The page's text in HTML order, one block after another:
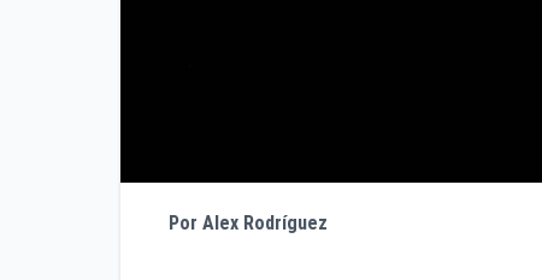
Por Alex Rodríguez